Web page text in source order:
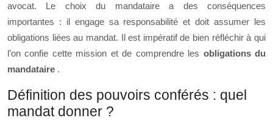
avocat. Le choix du mandataire a des conséquences
importantes : il engage sa responsabilité et doit assumer les
obligations liées au mandat. Il est impératif de bien réfléchir à qui
l’on confie cette mission et de comprendre les obligations du
mandataire .
Définition des pouvoirs conférés : quel
mandat donner ?